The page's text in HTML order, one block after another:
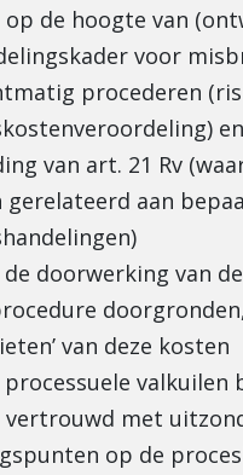
de hoogte van
voor
procederen
van art. 21 Rv
gerelateerd aan
doorwerking van
van deze kosten
valkuilen
vertrouwd met
op de